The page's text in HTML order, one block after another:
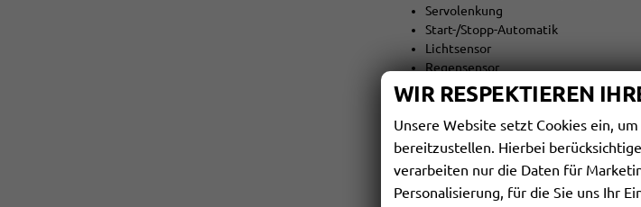
Servolenkung
Start-/Stopp-Automatik
Lichtsensor
Regensensor
Innenspiegel automatisch abblendbar
Berganfahrassistent
Abstandswarner
Notbremsassistent (F.A.)
Spurhalteassistent
Spurwechselassistent
WIR RESPEKTIEREN
Unsere Website setzt Cookies ein,
bereitzustellen. Hierbei
verarbeiten nur die Daten für
Personalisierung, für die Sie uns Ihr